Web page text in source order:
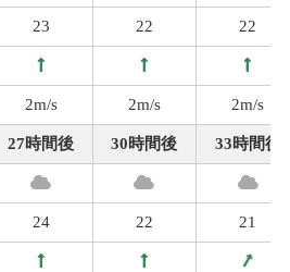
23 22 22
2m/s 2m/s 2m/s
27時間後 30時間後 33時間後
24 22 21